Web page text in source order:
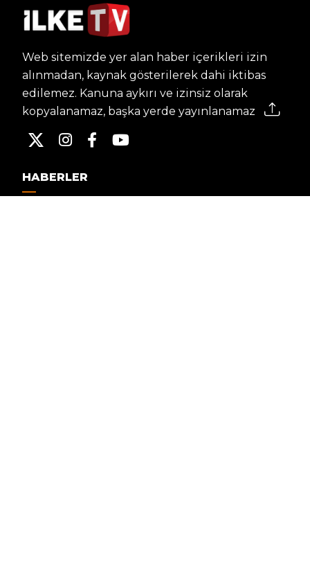
Web sitemizde yer alan haber içerikleri izin
alınmadan, kaynak gösterilerek dahi iktibas
edilemez. Kanuna aykırı ve izinsiz olarak
kopyalanamaz, başka yerde yayınlanamaz.
HABERLER